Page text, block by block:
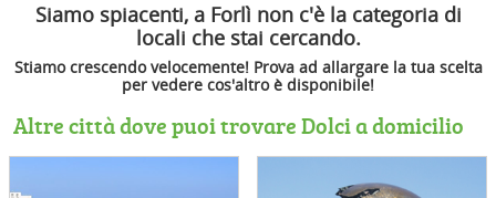
Siamo spiacenti, a Forlì non c'è la categoria di
locali che stai cercando.
Stiamo crescendo velocemente! Prova ad allargare la tua scelta
per vedere cos'altro è disponibile!
Altre città dove puoi trovare Dolci a domicilio